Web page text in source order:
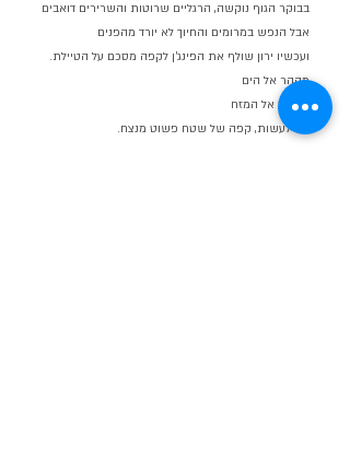
בבוקר הגוף נוקשה, הרגליים שרוטות והשרירים דואבים
אבל הנפש במרומים והחיוך לא יורד מהפנים
ועכשיו ירון שולף את הפינג'ן לקפה מסכם על הטיילת.
מההר אל הים
מהעיר אל המזח
מה לעשות, קפה של שטח פשוט מנצח.